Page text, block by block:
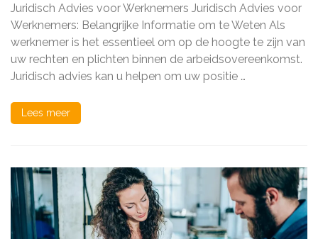
Advies
voor
Werknemers:
Uw
Rechten
Begrijpen
Juridisch Advies voor Werknemers Juridisch Advies voor
Werknemers: Belangrijke Informatie om te Weten Als
werknemer is het essentieel om op de hoogte te zijn van
uw rechten en plichten binnen de arbeidsovereenkomst.
Juridisch advies kan u helpen om uw positie …
Lees meer